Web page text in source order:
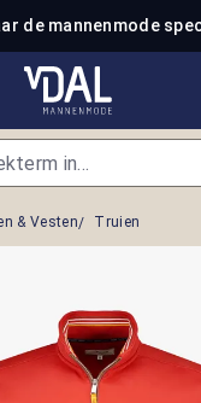
de mannenmode
& Vesten Truien